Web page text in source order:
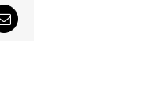
Email